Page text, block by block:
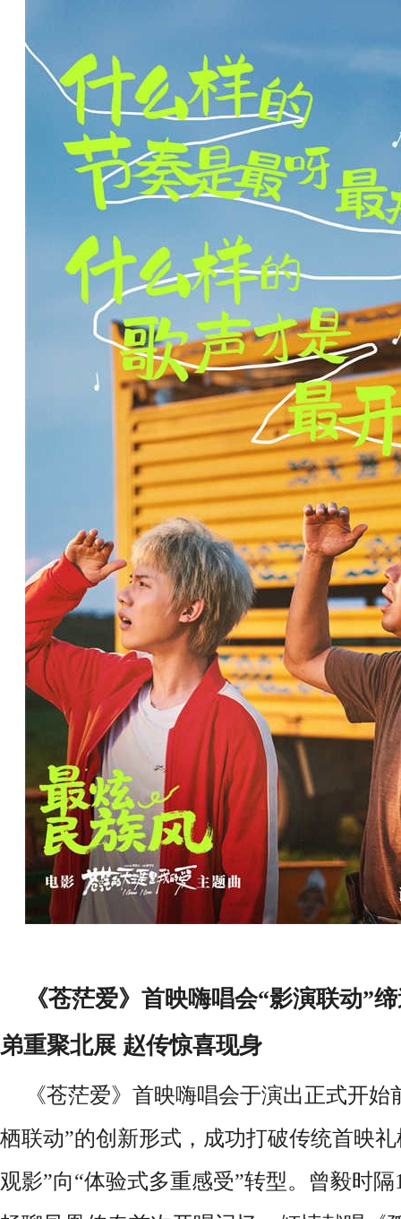
《苍茫爱》 首映嗨唱会“影演联动”
弟重聚北展 赵传惊喜现身
《苍茫爱》 首映嗨唱会于演出正式开始
栖联动”的创新形式，成功打破传统首映
观影”向“体验式多重感受”转型。曾毅时